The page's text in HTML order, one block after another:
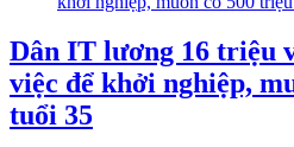
Dân IT lương 16 triệu
việc để khởi nghiệp,
tuổi 35